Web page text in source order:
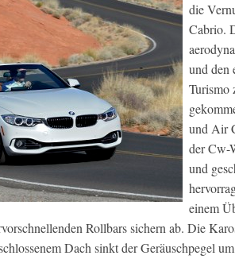
die
Cabrio.
und den
Turismo
und Air
der Cw-
und
einem
Rollbars sichern ab. Die
Dach sinkt der Geräuschpegel